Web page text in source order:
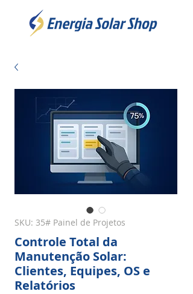
SKU: 35# Painel de Projetos
Controle Total da
Manutenção Solar:
Clientes, Equipes, OS e
Relatórios